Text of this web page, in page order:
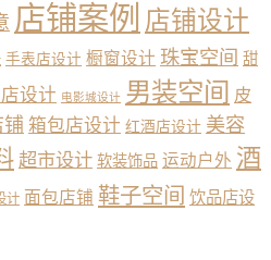
店铺案例 店铺设计
手表店设计 橱窗设计 珠宝空间 甜
设计 电影城设计 男装空间 皮
铺 箱包店设计 红酒店设计 美容
超市设计 软装饰品 运动户外 酒
计 面包店铺 鞋子空间 饮品店设